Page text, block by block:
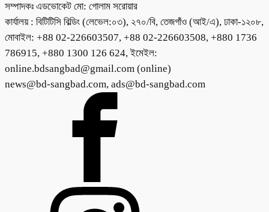
সম্পাদকঃ এডভোকেট মো: গোলাম সরোয়ার
কার্যালয় : বিটিটিসি বিল্ডিং (লেভেল:০৩), ২৭০/বি, তেজগাঁও (আই/এ), ঢাকা-১২০৮,
মোবাইল: +88 02-226603507, +88 02-226603508, +880 1736
786915, +880 1300 126 624, ইমেইল:
online.bdsangbad@gmail.com (online)
news@bd-sangbad.com, ads@bd-sangbad.com